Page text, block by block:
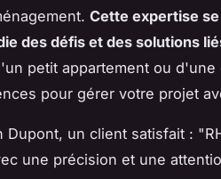
Cette expertise
des défis et des solutions
petit appartement ou d'une
pour gérer votre projet
Dupont, un client satisfait :
une précision et une